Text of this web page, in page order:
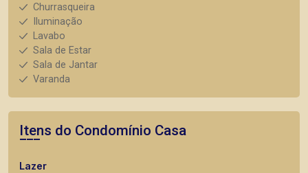
Churrasqueira
Iluminação
Lavabo
Sala de Estar
Sala de Jantar
Varanda
Itens do Condomínio Casa
Lazer